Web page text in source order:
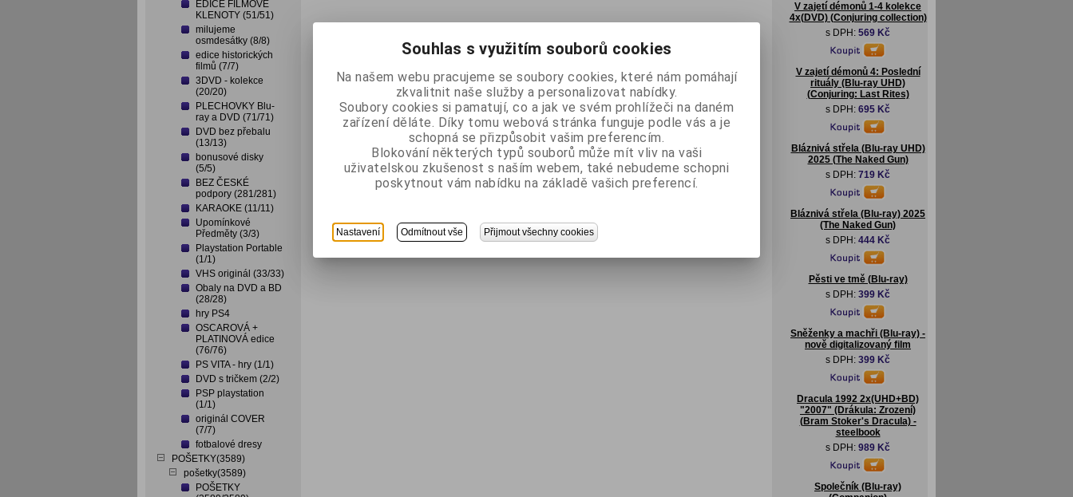
EDICE FILMOVÉ
KLENOTY (51/51)
milujeme
osmdesátky (8/8)
edice historických
filmů (7/7)
3DVD - kolekce
(20/20)
PLECHOVKY Blu-
ray a DVD (71/71)
DVD bez přebalu
(13/13)
bonusové disky
(5/5)
BEZ ČESKÉ
podpory (281/281)
KARAOKE (11/11)
Upomínkové
Předměty (3/3)
Playstation Portable
(1/1)
VHS originál (33/33)
Obaly na DVD a BD
(28/28)
hry PS4
OSCAROVÁ +
PLATINOVÁ edice
(76/76)
PS VITA - hry (1/1)
DVD s tričkem (2/2)
PSP playstation
(1/1)
originál COVER
(7/7)
fotbalové dresy
POŠETKY(3589)
pošetky(3589)
POŠETKY
V zajetí démonů 1-4 kolekce
4x(DVD) (Conjuring collection)
s DPH: 569 Kč
V zajetí démonů 4: Poslední
rituály (Blu-ray UHD)
(Conjuring: Last Rites)
s DPH: 695 Kč
Bláznivá střela (Blu-ray UHD)
2025 (The Naked Gun)
s DPH: 719 Kč
Bláznivá střela (Blu-ray) 2025
(The Naked Gun)
s DPH: 444 Kč
Pěsti ve tmě (Blu-ray)
s DPH: 399 Kč
Sněženky a machři (Blu-ray) -
nově digitalizovaný film
s DPH: 399 Kč
Dracula 1992 2x(UHD+BD)
"2007" (Drákula: Zrození)
(Bram Stoker's Dracula) -
steelbook
s DPH: 989 Kč
Společník (Blu-ray)
Souhlas s využitím souborů cookies
Na našem webu pracujeme se soubory cookies, které nám pomáhají
zkvalitnit naše služby a personalizovat nabídky.
Soubory cookies si pamatují, co a jak ve svém prohlížeči na daném
zařízení děláte. Díky tomu webová stránka funguje podle vás a je
schopná se přizpůsobit vašim preferencím.
Blokování některých typů souborů může mít vliv na vaši
uživatelskou zkušenost s naším webem, také nebudeme schopni
poskytnout vám nabídku na základě vašich preferencí.
Nastavení Odmítnout vše Přijmout všechny cookies